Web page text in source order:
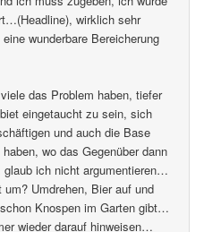
wirklich sehr
wunderbare Bereicherung
das Problem haben, tiefer
eingetaucht zu sein, sich
und auch die Base
wo das Gegenüber dann
ich nicht argumentieren…
Umdrehen, Bier auf und
Knospen im Garten gibt…
wieder darauf hinweisen…